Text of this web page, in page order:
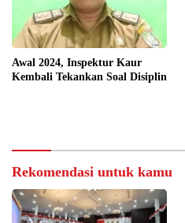
Awal 2024, Inspektur Kaur
Kembali Tekankan Soal Disiplin
Rekomendasi untuk kamu